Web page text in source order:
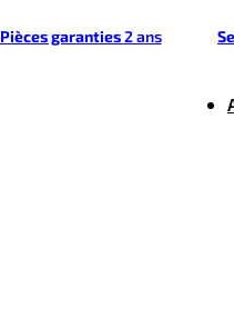
Pièces garanties2 ans